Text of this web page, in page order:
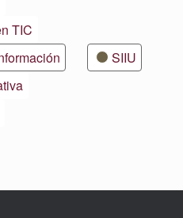
TIC
SIIU